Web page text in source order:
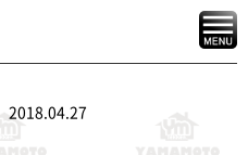
2018.04.27